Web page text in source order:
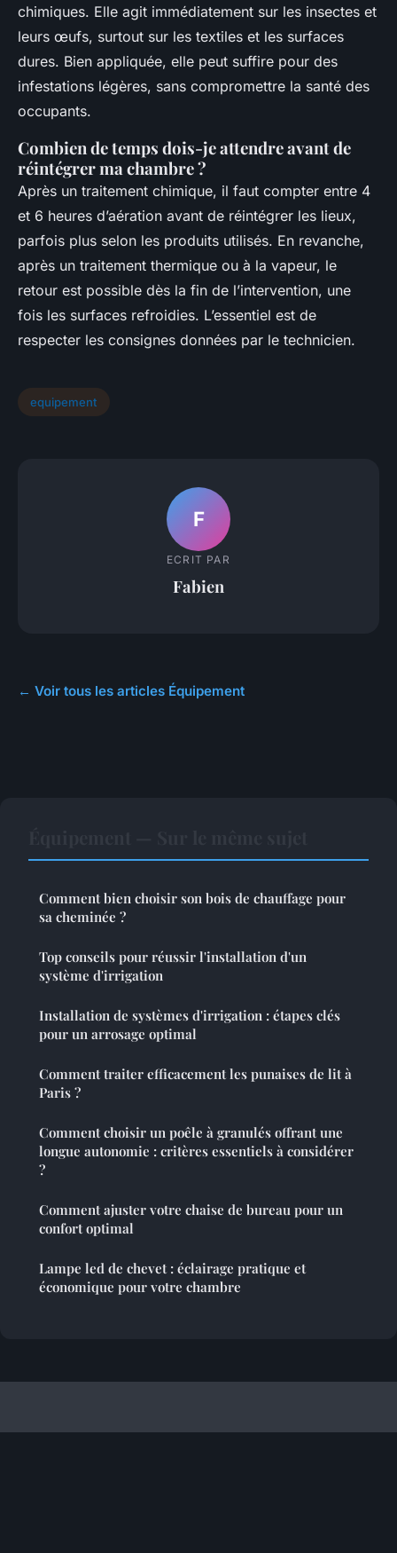
chimiques. Elle agit immédiatement sur les insectes et
leurs œufs, surtout sur les textiles et les surfaces
dures. Bien appliquée, elle peut suffire pour des
infestations légères, sans compromettre la santé des
occupants.
Combien de temps dois-je attendre avant de
réintégrer ma chambre ?
Après un traitement chimique, il faut compter entre 4
et 6 heures d’aération avant de réintégrer les lieux,
parfois plus selon les produits utilisés. En revanche,
après un traitement thermique ou à la vapeur, le
retour est possible dès la fin de l’intervention, une
fois les surfaces refroidies. L’essentiel est de
respecter les consignes données par le technicien.
equipement
F
ECRIT PAR
Fabien
← Voir tous les articles Équipement
Comment bien choisir son bois de chauffage pour
sa cheminée ?
Top conseils pour réussir l'installation d'un
système d'irrigation
Installation de systèmes d'irrigation : étapes clés
pour un arrosage optimal
Comment traiter efficacement les punaises de lit à
Paris ?
Comment choisir un poêle à granulés offrant une
longue autonomie : critères essentiels à considérer
?
Comment ajuster votre chaise de bureau pour un
confort optimal
Lampe led de chevet : éclairage pratique et
économique pour votre chambre
Decoetcreativite